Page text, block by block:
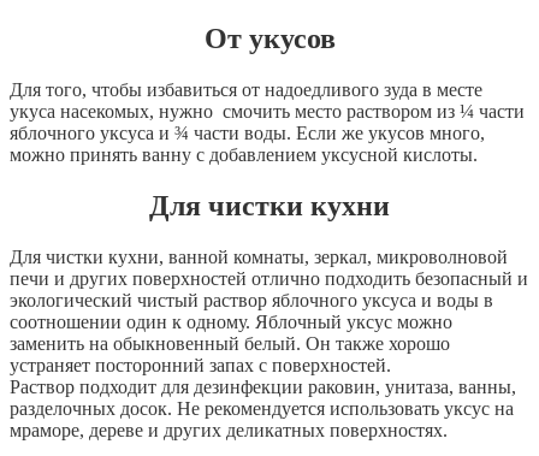
От укусов
Для того, чтобы избавиться от надоедливого зуда в месте
укуса насекомых, нужно смочить место раствором из ¼ части
яблочного уксуса и ¾ части воды. Если же укусов много,
можно принять ванну с добавлением уксусной кислоты.
Для чистки кухни
Для чистки кухни, ванной комнаты, зеркал, микроволновой
печи и других поверхностей отлично подходить безопасный и
экологический чистый раствор яблочного уксуса и воды в
соотношении один к одному. Яблочный уксус можно
заменить на обыкновенный белый. Он также хорошо
устраняет посторонний запах с поверхностей.
Раствор подходит для дезинфекции раковин, унитаза, ванны,
разделочных досок. Не рекомендуется использовать уксус на
мраморе, дереве и других деликатных поверхностях.